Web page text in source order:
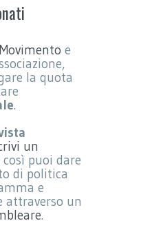
e
la quota
.
un
così puoi dare
di politica
e
attraverso un
.